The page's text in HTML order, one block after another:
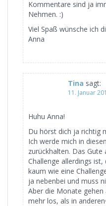
Kommentare sind ja
Nehmen. :)
Viel Spaß wünsche ich
Anna
Tina sagt:
11. Januar
Huhu Anna!
Du hörst dich ja richtig
Ich werde mich in
zurückhalten. Das
Challenge allerdings
kaum wie eine
ja nebenbei und muss
Aber die Monate
mehr los, als in